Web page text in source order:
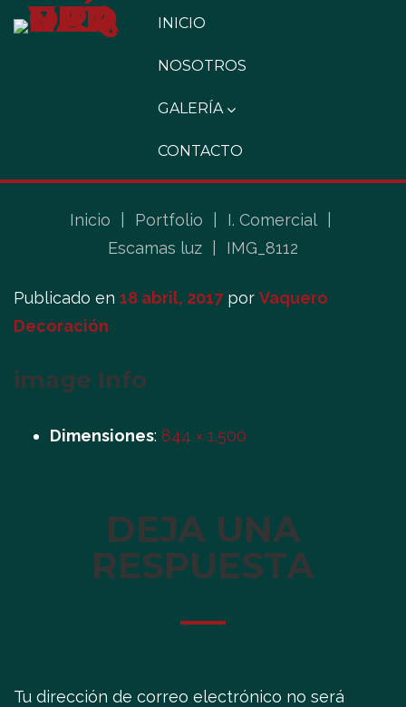
INICIO
NOSOTROS
GALERÍA
CONTACTO
Inicio Portfolio I. Comercial
Escamas luz
IMG_8112
Publicado en 18 abril, 2017por Vaquero
Decoración
image Info
Dimensiones: 844 × 1.500
DEJA UNA
RESPUESTA
Tu dirección de correo electrónico no será